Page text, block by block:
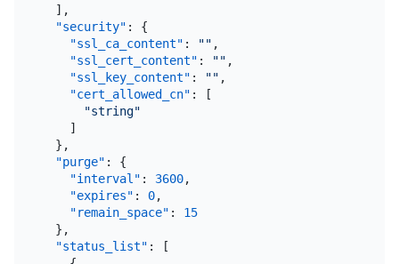
] ,
"security" :
{
"ssl_ca_content" : "" ,
"ssl_cert_content" : "" ,
"ssl_key_content" : "" ,
"cert_allowed_cn" :
[
"string"
]
} ,
"purge" :
{
"interval" : 3600,
"expires" : 0,
"remain_space" :
15
} ,
"status_list" :
[